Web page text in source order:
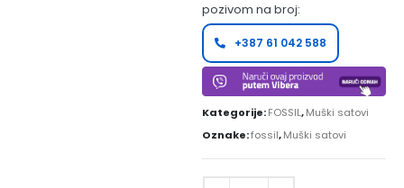
pozivom na broj:
+387 61 042 588
Kategorije:FOSSIL,Muški satovi
Oznake:fossil,Muški satovi